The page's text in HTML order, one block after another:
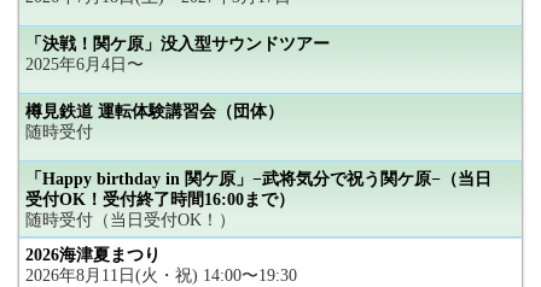
「決戦！関ケ原」没入型サウンドツアー
2025年6月4日〜
樽見鉄道 運転体験講習会（団体）
随時受付
「Happy birthday in 関ケ原」−武将気分で祝う関ケ原−（当日
受付OK！受付終了時間16:00まで）
随時受付（当日受付OK！）
2026海津夏まつり
2026年8月11日(火・祝) 14:00〜19:30